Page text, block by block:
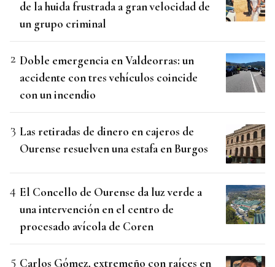
de la huida frustrada a gran velocidad de
un grupo criminal
Doble emergencia en Valdeorras: un
accidente con tres vehículos coincide
con un incendio
Las retiradas de dinero en cajeros de
Ourense resuelven una estafa en Burgos
El Concello de Ourense da luz verde a
una intervención en el centro de
procesado avícola de Coren
Carlos Gómez, extremeño con raíces en